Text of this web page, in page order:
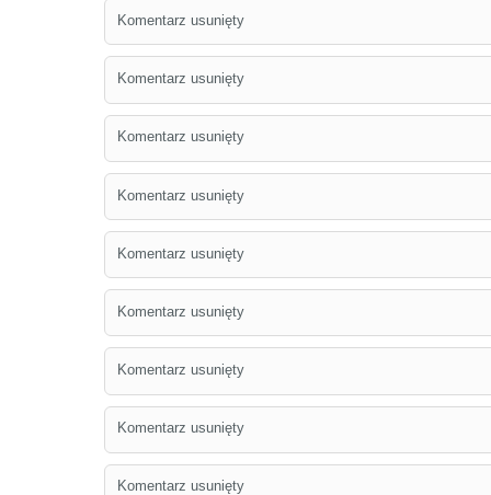
Komentarz usunięty
Komentarz usunięty
Komentarz usunięty
Komentarz usunięty
Komentarz usunięty
Komentarz usunięty
Komentarz usunięty
Komentarz usunięty
Komentarz usunięty